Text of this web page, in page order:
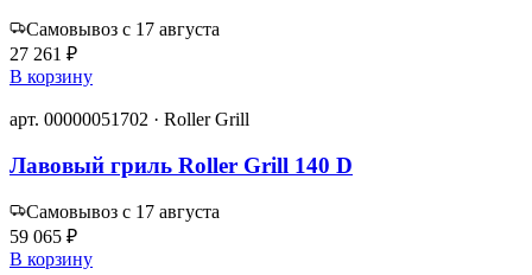
Самовывоз с 17 августа
27 261 ₽
В корзину
арт. 00000051702 · Roller Grill
Лавовый гриль Roller Grill 140 D
Самовывоз с 17 августа
59 065 ₽
В корзину